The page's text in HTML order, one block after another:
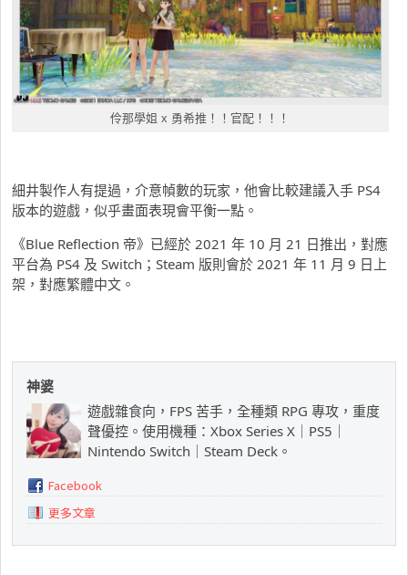
伶那學姐 x 勇希推！！官配！！！
細井製作人有提過，介意幀數的玩家，他會比較建議入手 PS4
版本的遊戲，似乎畫面表現會平衡一點。
《Blue Reflection 帝》已經於 2021 年 10 月 21 日推出，對應
平台為 PS4 及 Switch；Steam 版則會於 2021 年 11 月 9 日上
架，對應繁體中文。
神婆
遊戲雜食向，FPS 苦手，全種類 RPG 專攻，重度
聲優控。使用機種：Xbox Series X｜PS5｜
Nintendo Switch｜Steam Deck。
Facebook
更多文章